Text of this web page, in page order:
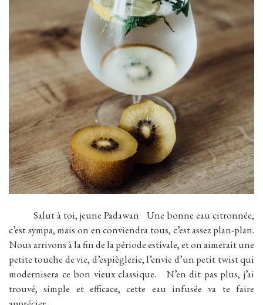
Salut à toi, jeune Padawan Une bonne eau citronnée,
c’est sympa, mais on en conviendra tous, c’est assez plan-plan.
Nous arrivons à la fin de la période estivale, et on aimerait une
petite touche de vie, d’espièglerie, l’envie d’un petit twist qui
modernisera ce bon vieux classique. N’en dit pas plus, j’ai
trouvé, simple et efficace, cette eau infusée va te faire